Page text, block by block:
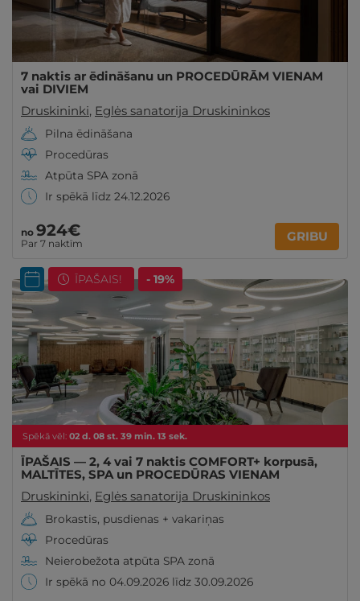
7 naktis ar ēdināšanu un PROCEDŪRĀM VIENAM
vai DIVIEM
Druskininki, Eglės sanatorija Druskininkos
Pilna ēdināšana
Procedūras
Atpūta SPA zonā
Ir spēkā līdz 24.12.2026
no 924€
Par 7 naktīm GRIBU
Spēkā vēl: 02 d. 08 st. 39 min. 11sek.
ĪPAŠAIS! - 19%
ĪPAŠAIS — 2, 4 vai 7 naktis COMFORT+ korpusā,
MALTĪTES, SPA un PROCEDŪRAS VIENAM
Druskininki, Eglės sanatorija Druskininkos
Brokastis, pusdienas + vakariņas
Procedūras
Neierobežota atpūta SPA zonā
Ir spēkā no 04.09.2026 līdz 30.09.2026